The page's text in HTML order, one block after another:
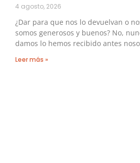
4 agosto, 2026
¿Dar para que nos lo devuelvan o
somos generosos y buenos? No,
damos lo hemos recibido antes
Leer más »